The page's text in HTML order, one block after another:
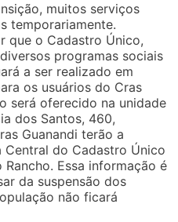
muitos serviços
temporariamente.
que o Cadastro Único,
programas sociais
a ser realizado em
os usuários do Cras
será oferecido na unidade
dos Santos, 460,
Guanandi terão a
do Cadastro Único
Essa informação é
da suspensão dos
não ficará